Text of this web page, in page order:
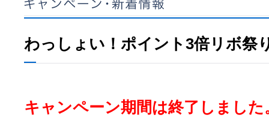
わっしょい！ポイント3倍リボ祭
キャンペーン期間は終了しました